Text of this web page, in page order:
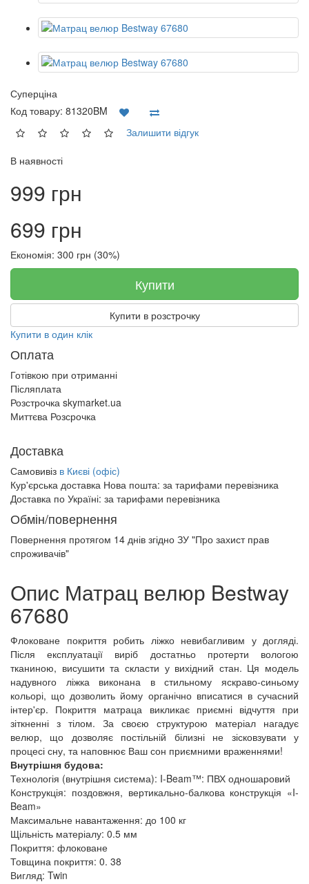
Суперціна
Код товару: 81320BM
Залишити відгук
В наявності
999 грн
699 грн
Економія: 300 грн (30%)
Купити
Купити в розстрочку
Купити в один клік
Оплата
Готівкою при отриманні
Післяплата
Розстрочка skymarket.ua
Миттєва Розсрочка
Доставка
Самовивіз в Києві (офіс)
Кур'єрська доставка Нова пошта: за тарифами перевізника
Доставка по Україні: за тарифами перевізника
Обмін/повернення
Повернення протягом 14 днів згідно ЗУ "Про захист прав
спроживачів"
Опис Матрац велюр Bestway
67680
Флоковане покриття робить ліжко невибагливим у догляді.
Після експлуатації виріб достатньо протерти вологою
тканиною, висушити та скласти у вихідний стан. Ця модель
надувного ліжка виконана в стильному яскраво-синьому
кольорі, що дозволить йому органічно вписатися в сучасний
інтер'єр. Покриття матраца викликає приємні відчуття при
зіткненні з тілом. За своєю структурою матеріал нагадує
велюр, що дозволяє постільній білизні не зісковзувати у
процесі сну, та наповнює Ваш сон приємними враженнями!
Внутрішня будова:
Технологія (внутрішня система): I-Beam™: ПВХ одношаровий
Конструкція: поздовжня, вертикально-балкова конструкція «I-
Beam»
Максимальне навантаження: до 100 кг
Щільність матеріалу: 0.5 мм
Покриття: флоковане
Товщина покриття: 0. 38
Вигляд: Twin